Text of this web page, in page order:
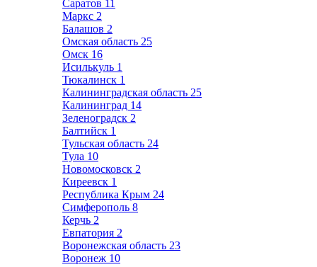
Саратов 11
Маркс 2
Балашов 2
Омская область 25
Омск 16
Исилькуль 1
Тюкалинск 1
Калининградская область 25
Калининград 14
Зеленоградск 2
Балтийск 1
Тульская область 24
Тула 10
Новомосковск 2
Киреевск 1
Республика Крым 24
Симферополь 8
Керчь 2
Евпатория 2
Воронежская область 23
Воронеж 10